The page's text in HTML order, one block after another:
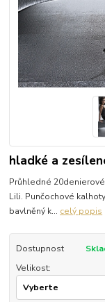
hladké a
Průhledné
Lili. Punčochové
bavlněný k... celý popis
Dostupnost
Velikost: